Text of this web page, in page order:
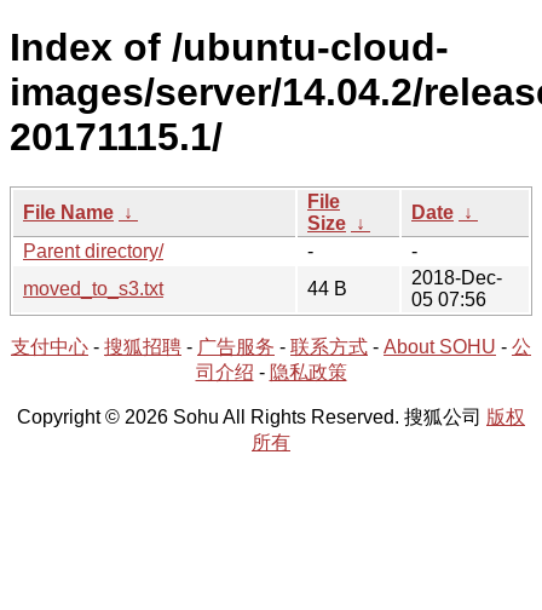
Index of /ubuntu-cloud-
images/server/14.04.2/
20171115.1/
File Name ↓
File
Size ↓
Date ↓
Parent directory/
-
-
moved_to_s3.txt
44 B
2018-Dec-
05 07:56
支付中心 - 搜狐招聘 - 广告服务 - 联系方式 - About SOHU - 公
司介绍 - 隐私政策
Copyright © 2026 Sohu All Rights Reserved. 搜狐公司 版权
所有